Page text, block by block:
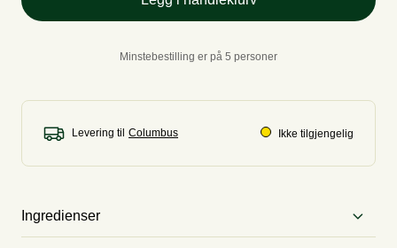
Minstebestilling er på 5 personer
Levering til Ikke tilgjengelig
Ingredienser